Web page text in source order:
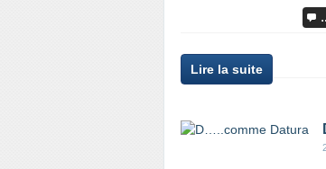
Lire la suite